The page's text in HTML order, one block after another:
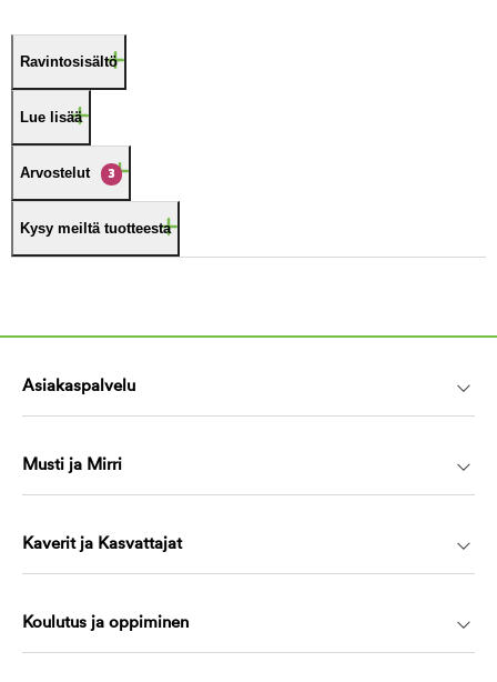
Ravintosisältö
Lue lisää
Arvostelut 3
Kysy meiltä tuotteesta
Asiakaspalvelu
Musti ja Mirri
Kaverit ja Kasvattajat
Koulutus ja oppiminen